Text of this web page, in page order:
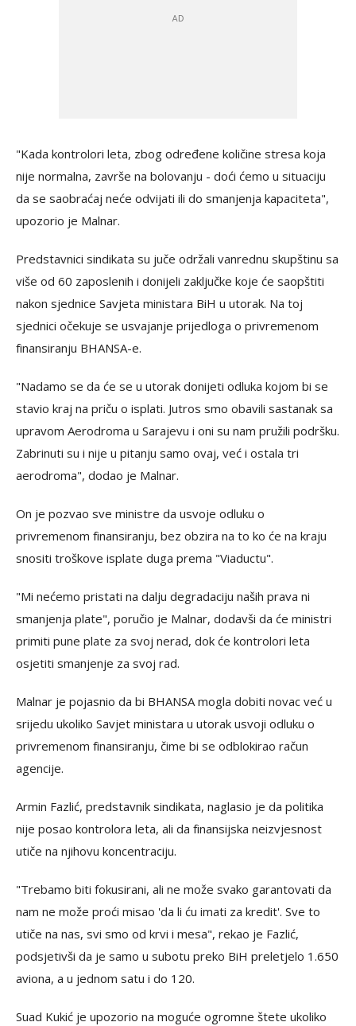
"Kada kontrolori leta, zbog određene količine stresa koja
nije normalna, završe na bolovanju - doći ćemo u situaciju
da se saobraćaj neće odvijati ili do smanjenja kapaciteta",
upozorio je Malnar.
Predstavnici sindikata su juče održali vanrednu skupštinu sa
više od 60 zaposlenih i donijeli zaključke koje će saopštiti
nakon sjednice Savjeta ministara BiH u utorak. Na toj
sjednici očekuje se usvajanje prijedloga o privremenom
finansiranju BHANSA-e.
"Nadamo se da će se u utorak donijeti odluka kojom bi se
stavio kraj na priču o isplati. Jutros smo obavili sastanak sa
upravom Aerodroma u Sarajevu i oni su nam pružili podršku.
Zabrinuti su i nije u pitanju samo ovaj, već i ostala tri
aerodroma", dodao je Malnar.
On je pozvao sve ministre da usvoje odluku o
privremenom finansiranju, bez obzira na to ko će na kraju
snositi troškove isplate duga prema "Viaductu".
"Mi nećemo pristati na dalju degradaciju naših prava ni
smanjenja plate", poručio je Malnar, dodavši da će ministri
primiti pune plate za svoj nerad, dok će kontrolori leta
osjetiti smanjenje za svoj rad.
Malnar je pojasnio da bi BHANSA mogla dobiti novac već u
srijedu ukoliko Savjet ministara u utorak usvoji odluku o
privremenom finansiranju, čime bi se odblokirao račun
agencije.
Armin Fazlić, predstavnik sindikata, naglasio je da politika
nije posao kontrolora leta, ali da finansijska neizvjesnost
utiče na njihovu koncentraciju.
"Trebamo biti fokusirani, ali ne može svako garantovati da
nam ne može proći misao 'da li ću imati za kredit'. Sve to
utiče na nas, svi smo od krvi i mesa", rekao je Fazlić,
podsjetivši da je samo u subotu preko BiH preletjelo 1.650
aviona, a u jednom satu i do 120.
Suad Kukić je upozorio na moguće ogromne štete ukoliko